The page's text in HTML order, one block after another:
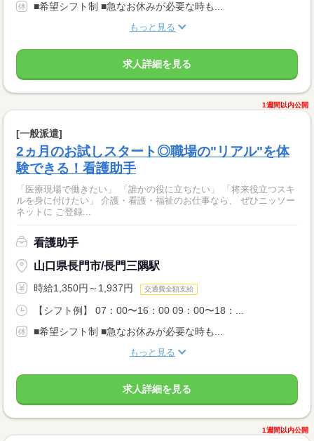
■希望シフト制 ■急なお休みが必要な時も...
もっと見る
求人詳細を見る
1週間以内公開
[一般派遣]
2ヵ月のお試しスタート◎職場の"リアル"を体
験できる！看護助手
「医療現場で働きたい」 「誰かの役に立ちたい」 「将来役立つスキ
ルを身に付けたい」 介護・看護・福祉のお仕事なら、 ぜひニッソー
ネットに ご登録...
看護助手
山口県長門市/長門三隅駅
時給1,350円～1,937円 交通費全額支給
【シフト例】 07：00〜16：00 09：00〜18：...
■希望シフト制 ■急なお休みが必要な時も...
もっと見る
求人詳細を見る
1週間以内公開